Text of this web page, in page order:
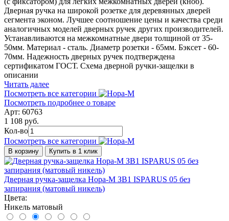
Дверная ручка на широкой розетке для деревянных дверей
сегмента эконом. Лучшее соотношение цены и качества среди
аналогичных моделей дверных ручек других производителей.
Устанавливаются на межкомнатные двери толщиной от 35-
50мм. Материал - сталь. Диаметр розетки - 65мм. Бэксет - 60-
70мм. Надежность дверных ручек подтверждена
сертификатом ГОСТ. Схема дверной ручки-защелки в
описании
Читать далее
Посмотреть все категории
Посмотреть подробнее о товаре
Арт: 60763
1 108 руб.
Кол-во
Посмотреть все категории
В корзину Купить в 1 клик
Дверная ручка-защелка Нора-М ЗВ1 ISPARUS 05 без
запирания (матовый никель)
Цвета:
Никель матовый